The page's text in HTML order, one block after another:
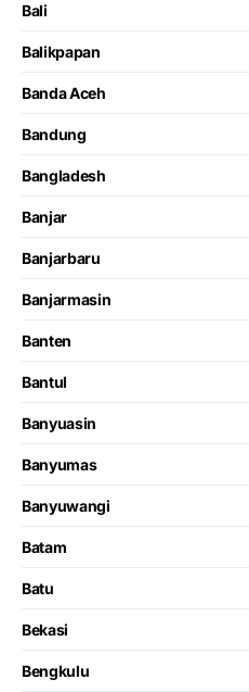
Bali
Balikpapan
Banda Aceh
Bandung
Bangladesh
Banjar
Banjarbaru
Banjarmasin
Banten
Bantul
Banyuasin
Banyumas
Banyuwangi
Batam
Batu
Bekasi
Bengkulu